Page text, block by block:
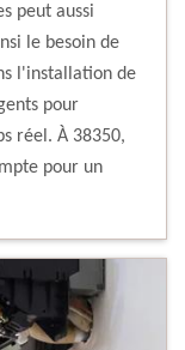
peut aussi
le besoin de
l'installation de
pour
réel. À 38350,
pour un